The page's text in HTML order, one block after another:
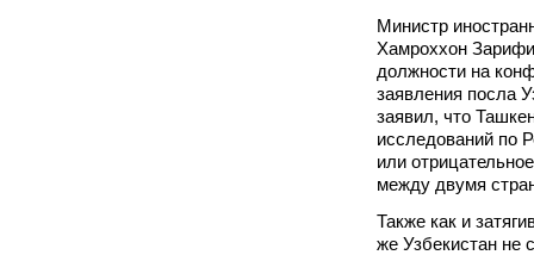
Министр
Хамроххон
должности на
заявления посла
заявил, что
исследований по
или
между двумя
Также как и
же Узбекистан не